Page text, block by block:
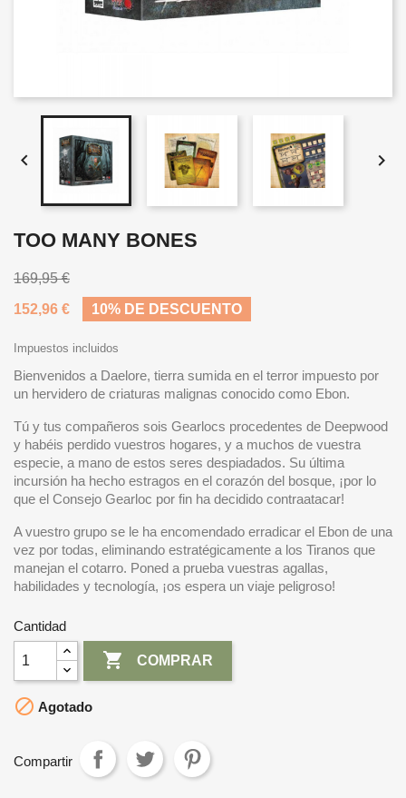
 
TOO MANY BONES
169,95 €
152,96 €
10% DE DESCUENTO
Impuestos incluidos
Bienvenidos a Daelore, tierra sumida en el terror impuesto por
un hervidero de criaturas malignas conocido como Ebon.
Tú y tus compañeros sois Gearlocs procedentes de Deepwood
y habéis perdido vuestros hogares, y a muchos de vuestra
especie, a mano de estos seres despiadados. Su última
incursión ha hecho estragos en el corazón del bosque, ¡por lo
que el Consejo Gearloc por fin ha decidido contraatacar!
A vuestro grupo se le ha encomendado erradicar el Ebon de una
vez por todas, eliminando estratégicamente a los Tiranos que
manejan el cotarro. Poned a prueba vuestras agallas,
habilidades y tecnología, ¡os espera un viaje peligroso!
Cantidad
 COMPRAR
 Agotado
Compartir